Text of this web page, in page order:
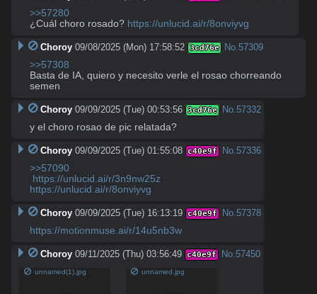
>>57280
¿Cuál choro rosado? https://unlucid.ai/r/8onviyvg
Choroy 09/08/2025 (Mon) 17:58:52 3cd76e No.57309
>>57308
Basta de IA, quiero y necesito verle el rosao chorreando
semen
Choroy 09/09/2025 (Tue) 00:53:56 3cd76e No.57332
y el choro rosao de pic relatada?
Choroy 09/09/2025 (Tue) 01:55:08 c40e9f No.57336
>>57090
https://unlucid.ai/r/3n9nw25z
https://unlucid.ai/r/8onviyvg
Choroy 09/09/2025 (Tue) 16:13:19 c40e9f No.57378
https://motionmuse.ai/r/14u5nb3w
Choroy 09/11/2025 (Thu) 03:56:49 c40e9f No.57450
unnamed(1).jpg unnamed.jpg